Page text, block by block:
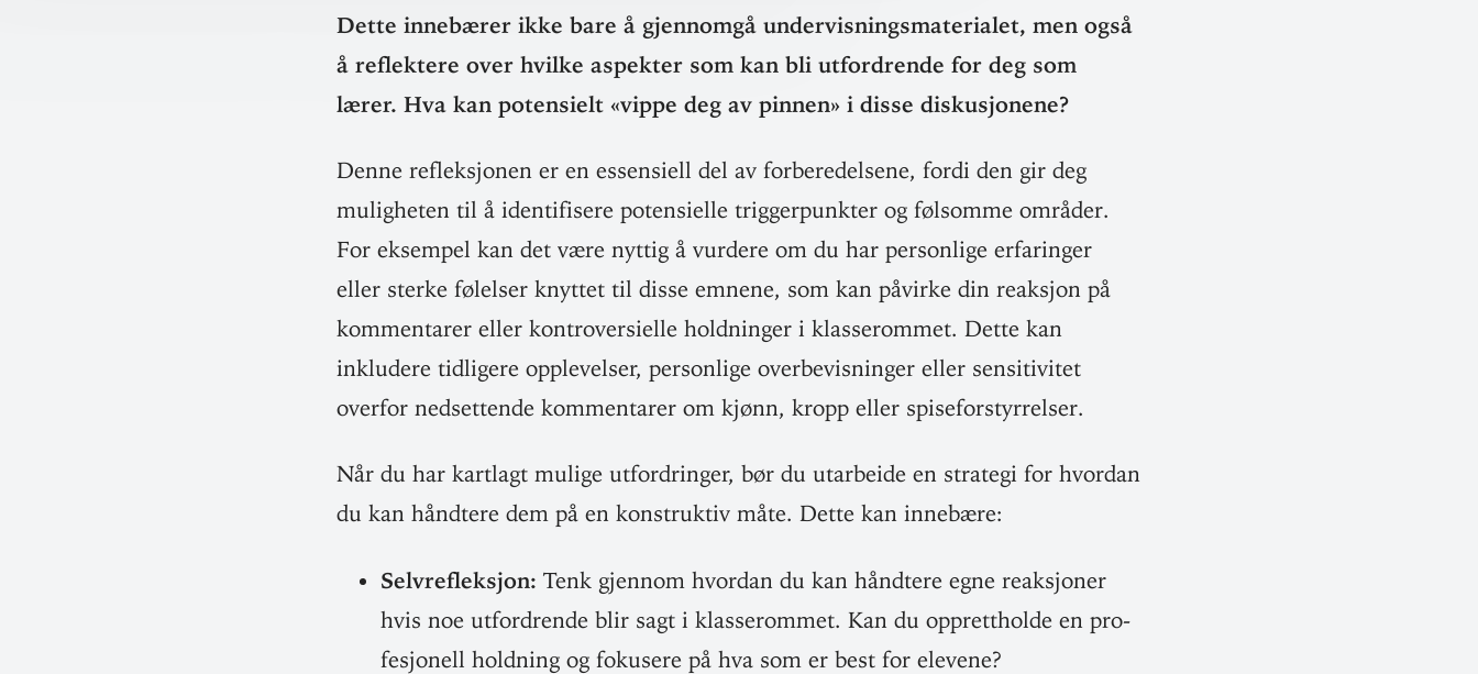
Dette inne­bærer ikke bare å gjen­nomgå under­vis­nings­ma­te­rialet, men også
å reflektere over hvilke aspekter som kan bli utford­rende for deg som
lærer. Hva kan poten­sielt «vippe deg av pinnen» i disse diskusjonene?
Denne reflek­sjonen er en essen­siell del av for­be­re­delsene, fordi den gir deg
mulig­heten til å iden­ti­fisere poten­sielle trig­ger­punkter og føl­somme områder.
For eksempel kan det være nyttig å vurdere om du har per­sonlige erfa­ringer
eller sterke følelser knyttet til disse emnene, som kan påvirke din reaksjon på
kom­men­tarer eller kon­tro­ver­sielle hold­ninger i klasse­rommet. Dette kan
inkludere tid­ligere opp­le­velser, per­sonlige over­be­vis­ninger eller sen­si­ti­vitet
overfor ned­set­tende kom­men­tarer om kjønn, kropp eller spiseforstyrrelser.
Når du har kartlagt mulige utford­ringer, bør du utar­beide en strategi for hvordan
du kan håndtere dem på en kon­struktiv måte. Dette kan innebære:
Selv­re­fleksjon: Tenk gjennom hvordan du kan håndtere egne reak­sjoner
hvis noe utford­rende blir sagt i klasse­rommet. Kan du opp­rett­holde en pro­
fe­sjonell holdning og fokusere på hva som er best for elevene?